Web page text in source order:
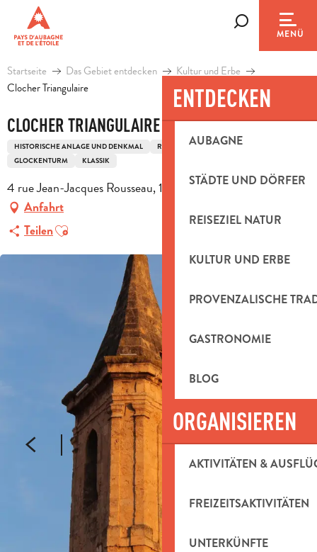
contenu
principal
MENÜ
ENTDECKEN
AUBAGNE
STÄDTE UND DÖRFER
REISEZIEL NATUR
KULTUR UND ERBE
PROVENZALISCHE
GASTRONOMIE
BLOG
ORGANISIEREN
AKTIVITÄTEN &
FREIZEITSAKTIVITÄTEN
UNTERKÜNFTE
Startseite Das Gebiet entdecken
Kultur und Erbe
Clocher Triangulaire
CLOCHER TRIANGULAIRE
HISTORISCHE ANLAGE UND DENKMAL RELIGIÖSES ERBGUT
KIRCHE
GLOCKENTURM
KLASSIK
4 rue Jean-Jacques Rousseau, 13400 Aubagne
Anfahrt
TeilenAjouter aux favoris